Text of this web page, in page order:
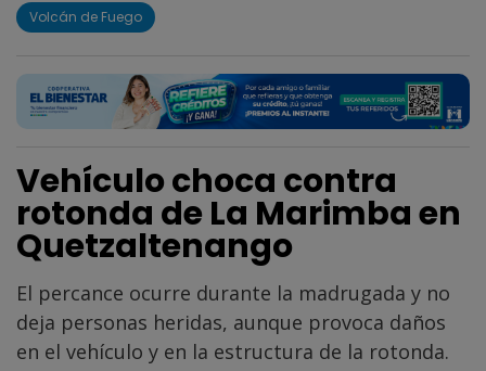
Volcán de Fuego
Vehículo choca contra
rotonda de La Marimba en
Quetzaltenango
El percance ocurre durante la madrugada y no
deja personas heridas, aunque provoca daños
en el vehículo y en la estructura de la rotonda.